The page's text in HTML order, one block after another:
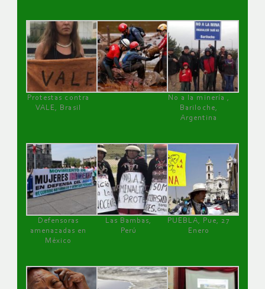
Protestas contra
VALE, Brasil
No a la minería ,
Bariloche,
Argentina
Defensoras
amenazadas en
México
Las Bambas,
Perú
PUEBLA, Pue, 27
Enero